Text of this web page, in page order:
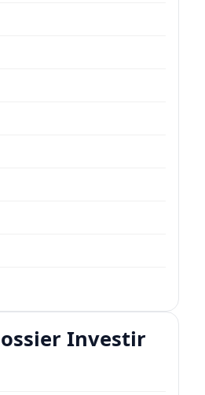
Investir